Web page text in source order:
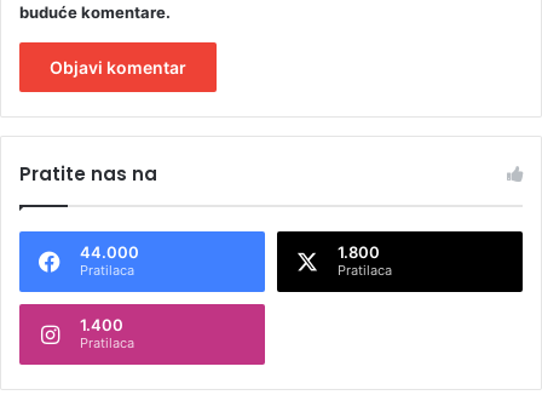
buduće komentare.
t
n
t
Pratite nas na
44.000
Pratilaca
1.800
Pratilaca
1.400
Pratilaca